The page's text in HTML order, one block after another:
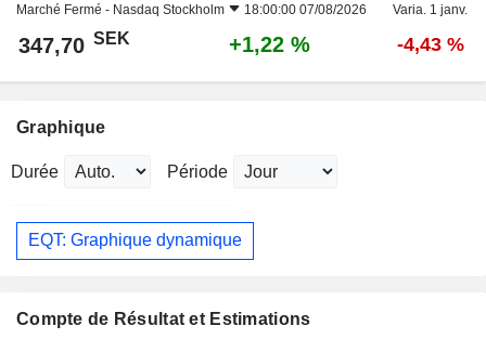
Marché Fermé - Nasdaq Stockholm 18:00:00 07/08/2026 Varia. 1 janv.
347,70 SEK +1,22 % -4,43 %
Graphique
Durée Période
EQT: Graphique dynamique
Compte de Résultat et Estimations